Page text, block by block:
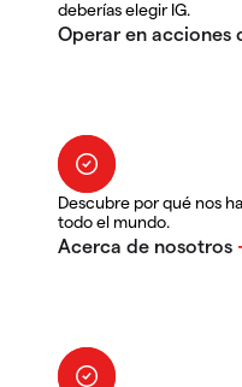
deberías elegir IG.
Descubre por qué nos
todo el mundo.